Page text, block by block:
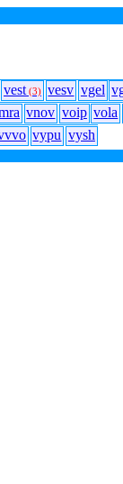
vest (3) vesv vgel
vnov voip vola
vypu vysh